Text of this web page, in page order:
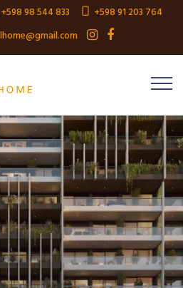
+598 98 544 833
+598 91 203 764